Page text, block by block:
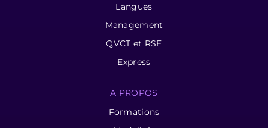
Langues
Management
QVCT et RSE
Express
A PROPOS
Formations